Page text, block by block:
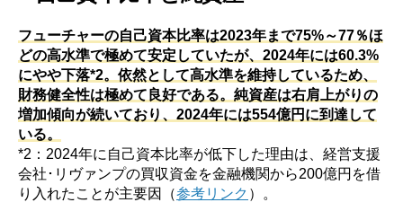
フューチャーの自己資本比率は2023年まで75%～77％ほ
どの高水準で極めて安定していたが、2024年には60.3%
にやや下落*2。依然として高水準を維持しているため、
財務健全性は極めて良好である。純資産は右肩上がりの
増加傾向が続いており、2024年には554億円に到達して
いる。
*2：2024年に自己資本比率が低下した理由は、経営支援
会社･リヴァンプの買収資金を金融機関から200億円を借
り入れたことが主要因（参考リンク ）。